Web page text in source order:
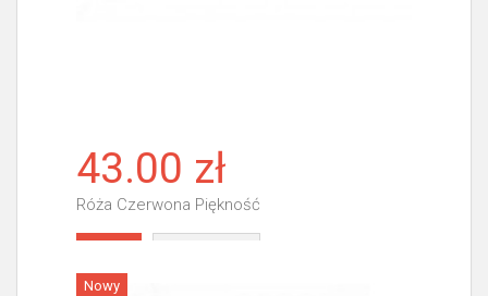
43.00 zł
Róża Czerwona Piękność
Nowy